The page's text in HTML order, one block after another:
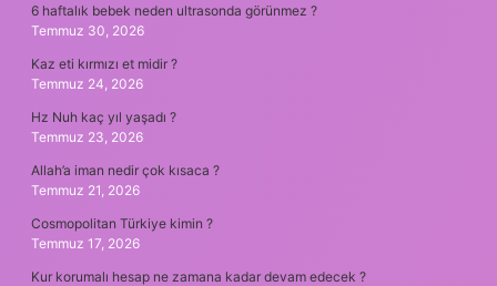
6 haftalık bebek neden ultrasonda görünmez ?
Temmuz 30, 2026
Kaz eti kırmızı et midir ?
Temmuz 24, 2026
Hz Nuh kaç yıl yaşadı ?
Temmuz 23, 2026
Allah’a iman nedir çok kısaca ?
Temmuz 21, 2026
Cosmopolitan Türkiye kimin ?
Temmuz 17, 2026
Kur korumalı hesap ne zamana kadar devam edecek ?